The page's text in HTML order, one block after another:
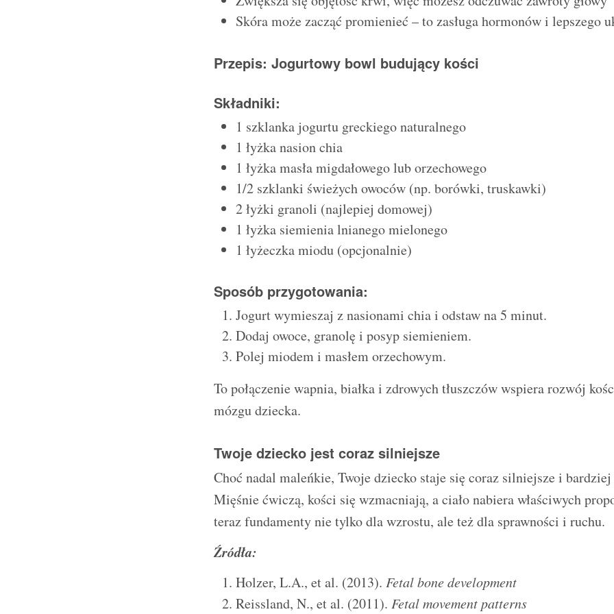
Skóra może zacząć promienieć – to zasługa hormonów i lepszego
Przepis: Jogurtowy bowl budujący kości
Składniki:
1 szklanka jogurtu greckiego naturalnego
1 łyżka nasion chia
1 łyżka masła migdałowego lub orzechowego
1/2 szklanki świeżych owoców (np. borówki, truskawki)
2 łyżki granoli (najlepiej domowej)
1 łyżka siemienia lnianego mielonego
1 łyżeczka miodu (opcjonalnie)
Sposób przygotowania:
Jogurt wymieszaj z nasionami chia i odstaw na 5 minut.
Dodaj owoce, granolę i posyp siemieniem.
Polej miodem i masłem orzechowym.
To połączenie wapnia, białka i zdrowych tłuszczów wspiera rozwój
mózgu dziecka.
Twoje dziecko jest coraz silniejsze
Choć nadal maleńkie, Twoje dziecko staje się coraz silniejsze i
Mięśnie ćwiczą, kości się wzmacniają, a ciało nabiera właściwych
teraz fundamenty nie tylko dla wzrostu, ale też dla sprawności i ruchu.
Źródła:
Holzer, L.A., et al. (2013). Fetal bone development
Reissland, N., et al. (2011). Fetal movement patterns